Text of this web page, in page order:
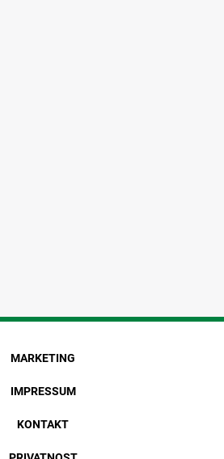
MARKETING
IMPRESSUM
KONTAKT